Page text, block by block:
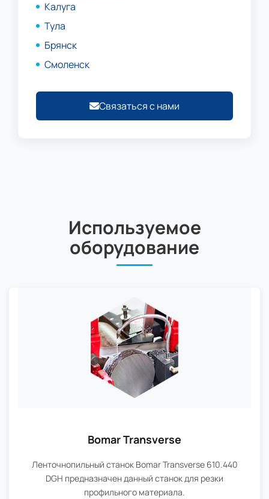
Калуга
Тула
Брянск
Смоленск
Связаться с нами
Используемое
оборудование
Bomar Transverse
Ленточнопильный станок Bomar Transverse 610.440
DGH предназначен данный станок для резки
профильного материала.